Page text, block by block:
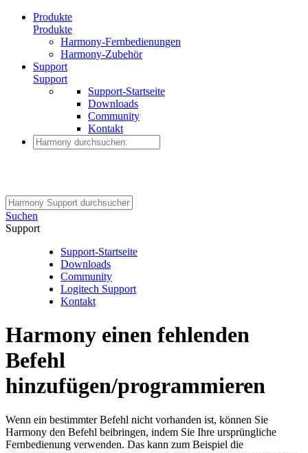
Produkte
Produkte
Harmony-Fernbedienungen
Harmony-Zubehör
Support
Support
Support-Startseite
Downloads
Community
Kontakt
Suchen
Support
Support-Startseite
Downloads
Community
Logitech Support
Kontakt
Harmony einen fehlenden
Befehl
hinzufügen/programmieren
Wenn ein bestimmter Befehl nicht vorhanden ist, können Sie
Harmony den Befehl beibringen, indem Sie Ihre ursprüngliche
Fernbedienung verwenden. Das kann zum Beispiel die